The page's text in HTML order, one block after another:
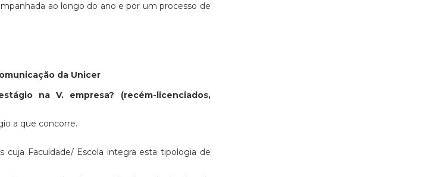
ao longo do ano e por um processo de
da Unicer
na V. empresa? (recém-licenciados,
a que concorre.
cuja Faculdade/ Escola integra esta tipologia de